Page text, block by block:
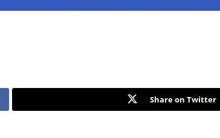
Share on Twitter